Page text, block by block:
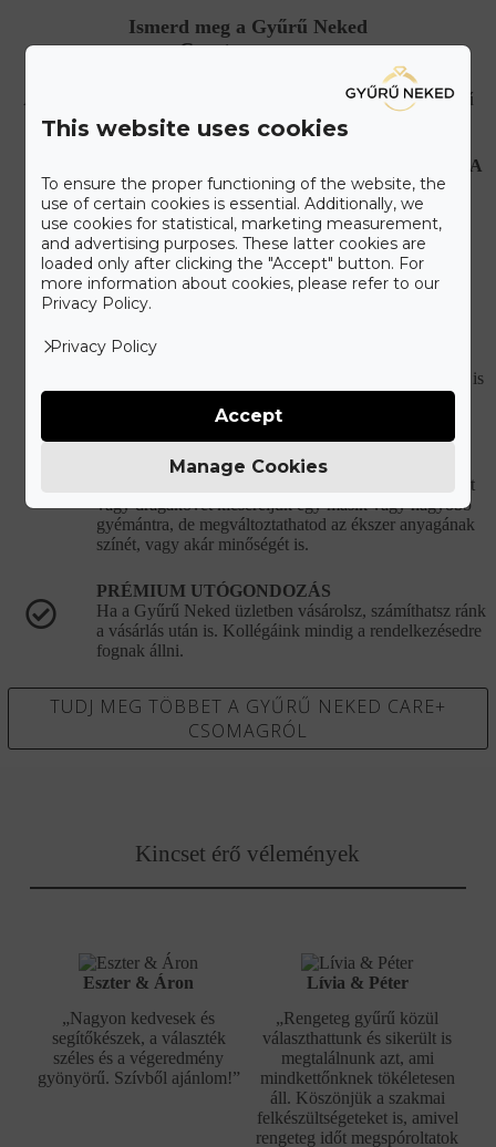
Ismerd meg a Gyűrű Neked
Care+ csomagot
A maximális kényelmet szem előtt tartva állítottuk össze a Gyűrű
Neked Care+ csomagot, melyet alább olvashat.
HIBÁS, VAGY SÉRÜLT ÉKSZEREK JAVÍTÁSA
Újonnan vásárolt hibás ékszer esetén teljes mértékben
mi álljuk a javítási és szállítási költségeket.
KORLÁTLAN ÉKSZERTISZTÍTÁSI
LEHETŐSÉG
Ékszered eredeti csillogását bármikor ingyenesen
visszaállítjuk a vásárlást követően.
DÍJMENTES GYŰRŰMÉRETEZÉS
Ha nem találtad el az eljegyzési gyűrű méretét, utólag is
ÉLETHOSSZIG TARTÓ MÓDOSÍTÁSI
LEHETŐSÉG
Kívánságod szerint módosítjuk ékszered. A gyémántot
vagy drágakövet kicseréljük egy másik vagy nagyobb
gyémántra, de megváltoztathatod az ékszer anyagának
színét, vagy akár minőségét is.
PRÉMIUM UTÓGONDOZÁS
Ha a Gyűrű Neked üzletben vásárolsz, számíthatsz ránk
a vásárlás után is. Kollégáink mindig a rendelkezésedre
fognak állni.
TUDJ MEG TÖBBET A GYŰRŰ NEKED CARE+
CSOMAGRÓL
Kincset érő vélemények
Eszter & Áron
„Nagyon kedvesek és
segítőkészek, a választék
széles és a végeredmény
gyönyörű. Szívből ajánlom!”
Lívia & Péter
„Rengeteg gyűrű közül
választhattunk és sikerült is
megtalálnunk azt, ami
mindkettőnknek tökéletesen
áll. Köszönjük a szakmai
felkészültségeteket is, amivel
rengeteg időt megspóroltatok
This website uses cookies
To ensure the proper functioning of the website, the
use of certain cookies is essential. Additionally, we
use cookies for statistical, marketing measurement,
and advertising purposes. These latter cookies are
loaded only after clicking the "Accept" button. For
more information about cookies, please refer to our
Privacy Policy.
Privacy Policy
Manage Cookies
Accept